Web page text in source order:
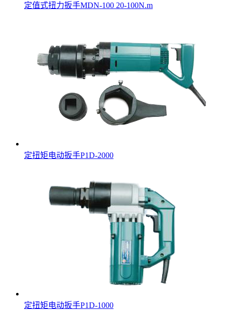
定值式扭力扳手MDN-100 20-100N.m
定扭矩电动扳手P1D-2000
定扭矩电动扳手P1D-1000